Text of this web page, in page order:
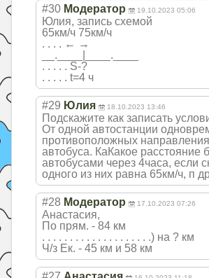
#30 Модератор 19.10.2023 05:06
Юлия, запись схемой
65км/ч 75км/ч
. . . . ← →
__.____|____.____
. . . . . S-?
. . . . . t=4 ч
#29 Юлия 18.10.2023 13:46
Подскажите как записать
От одной автостанции
противоположных
автобуса. КаКакое расстояние
автобусами через 4часа, если
одного из них равна 65км/ч, п
#28 Модератор 17.10.2023 07:26
Анастасия,
По прям. - 84 км
. . . . . . . . . . . . . . . . . . . .) на ? км
Ч/з Ек. - 45 км и 58 км